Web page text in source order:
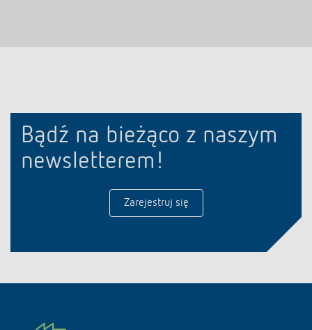
Bądź na bieżąco z naszym
newsletterem!
Zarejestruj się